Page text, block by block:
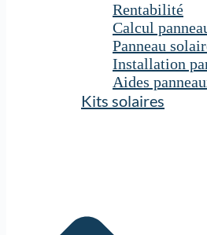
Rentabilité
Calcul
Panneau
Installation
Aides
Kits solaires